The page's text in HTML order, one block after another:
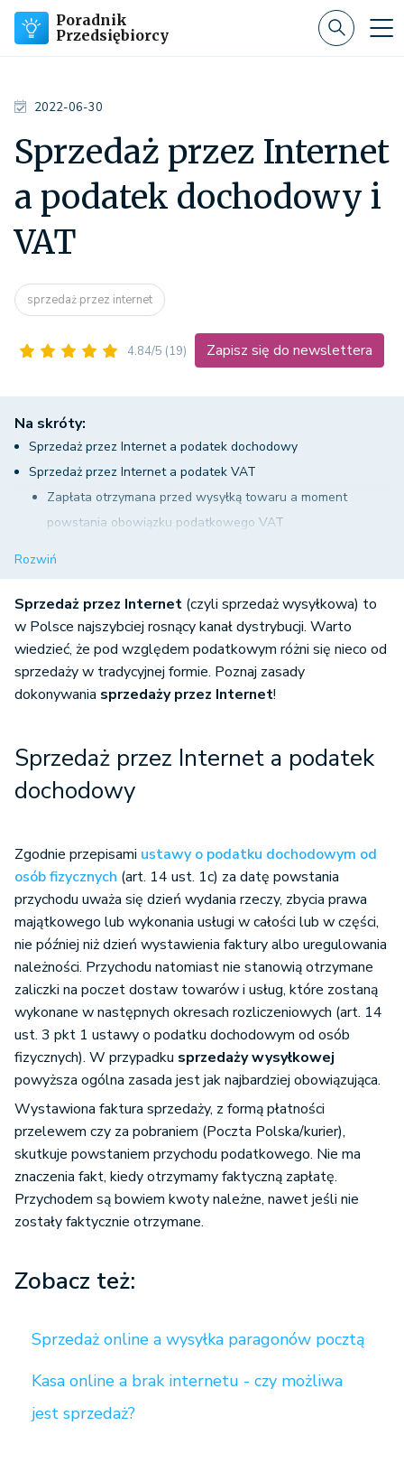
Poradnik
Przedsiębiorcy
2022-06-30
Sprzedaż przez Internet
a podatek dochodowy i
VAT
sprzedaż przez internet
4.84/5 (19) Zapisz się do newslettera
Na skróty:
Sprzedaż przez Internet a podatek dochodowy
Sprzedaż przez Internet a podatek VAT
Zapłata otrzymana przed wysyłką towaru a moment
powstania obowiązku podatkowego VAT
towarów w systemie wysyłkowym?
Sprzedaż przez Internet a kasa fiskalna
Rozwiń
Sprzedaż przez Internet (czyli sprzedaż wysyłkowa) to
w Polsce najszybciej rosnący kanał dystrybucji. Warto
wiedzieć, że pod względem podatkowym różni się nieco od
sprzedaży w tradycyjnej formie. Poznaj zasady
dokonywania sprzedaży przez Internet!
Sprzedaż przez Internet a podatek
dochodowy
Zgodnie przepisami ustawy o podatku dochodowym od
osób fizycznych (art. 14 ust. 1c) za datę powstania
przychodu uważa się dzień wydania rzeczy, zbycia prawa
majątkowego lub wykonania usługi w całości lub w części,
nie później niż dzień wystawienia faktury albo uregulowania
należności. Przychodu natomiast nie stanowią otrzymane
zaliczki na poczet dostaw towarów i usług, które zostaną
wykonane w następnych okresach rozliczeniowych (art. 14
ust. 3 pkt 1 ustawy o podatku dochodowym od osób
fizycznych). W przypadku sprzedaży wysyłkowej
powyższa ogólna zasada jest jak najbardziej obowiązująca.
Wystawiona faktura sprzedaży, z formą płatności
przelewem czy za pobraniem (Poczta Polska/kurier),
skutkuje powstaniem przychodu podatkowego. Nie ma
znaczenia fakt, kiedy otrzymamy faktyczną zapłatę.
Przychodem są bowiem kwoty należne, nawet jeśli nie
zostały faktycznie otrzymane.
Zobacz też:
Sprzedaż online a wysyłka paragonów pocztą
Kasa online a brak internetu - czy możliwa
jest sprzedaż?